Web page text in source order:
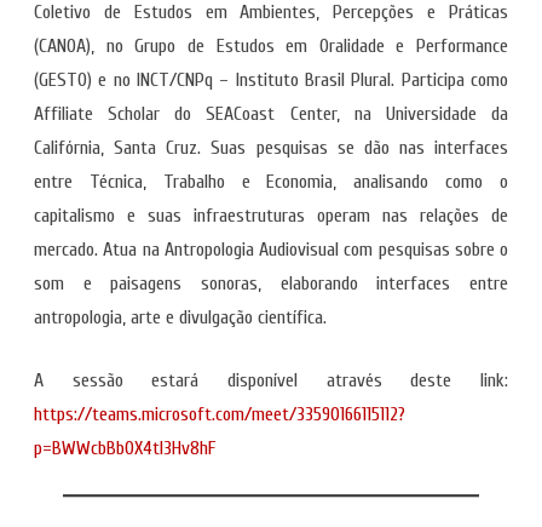
Coletivo de Estudos em Ambientes, Percepções e Práticas
(CANOA), no Grupo de Estudos em Oralidade e Performance
(GESTO) e no INCT/CNPq – Instituto Brasil Plural. Participa como
Affiliate Scholar do SEACoast Center, na Universidade da
Califórnia, Santa Cruz. Suas pesquisas se dão nas interfaces
entre Técnica, Trabalho e Economia, analisando como o
capitalismo e suas infraestruturas operam nas relações de
mercado. Atua na Antropologia Audiovisual com pesquisas sobre o
som e paisagens sonoras, elaborando interfaces entre
antropologia, arte e divulgação científica.
A sessão estará disponível através deste link:
https://teams.microsoft.com/meet/33590166115112?
p=BWWcbBbOX4tl3Hv8hF